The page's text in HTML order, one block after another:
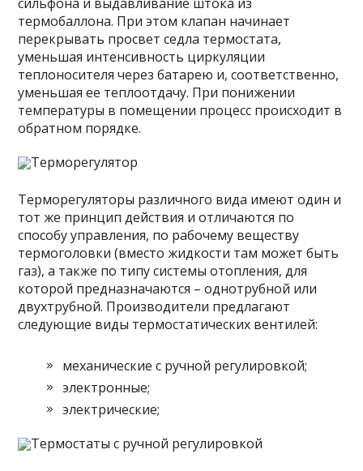
термобаллона. При этом клапан начинает
перекрывать просвет седла термостата,
уменьшая интенсивность циркуляции
теплоносителя через батарею и, соответственно,
уменьшая ее теплоотдачу. При понижении
температуры в помещении процесс происходит в
обратном порядке.
Терморегулятор
Терморегуляторы различного вида имеют один и
тот же принцип действия и отличаются по
способу управления, по рабочему веществу
термоголовки (вместо жидкости там может быть
газ), а также по типу системы отопления, для
которой предназначаются – однотрубной или
двухтрубной. Производители предлагают
следующие виды термостатических вентилей:
механические с ручной регулировкой;
электронные;
электрические;
Термостаты с ручной регулировкой